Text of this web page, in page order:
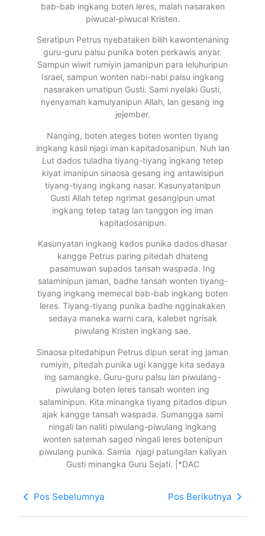
bab-bab ingkang boten leres, malah nasaraken
piwucal-piwucal Kristen.
Seratipun Petrus nyebataken bilih kawontenaning
guru-guru palsu punika boten perkawis anyar.
Sampun wiwit rumiyin jamanipun para leluhuripun
Israel, sampun wonten nabi-nabi palsu ingkang
nasaraken umatipun Gusti. Sami nyelaki Gusti,
nyenyamah kamulyanipun Allah, lan gesang ing
jejember.
Nanging, boten ateges boten wonten tiyang
ingkang kasil njagi iman kapitadosanipun. Nuh lan
Lut dados tuladha tiyang-tiyang ingkang tetep
kiyat imanipun sinaosa gesang ing antawisipun
tiyang-tiyang ingkang nasar. Kasunyatanipun
Gusti Allah tetep ngrimat gesangipun umat
ingkang tetep tatag lan tanggon ing iman
kapitadosanipun.
Kasunyatan ingkang kados punika dados dhasar
kangge Petrus paring pitedah dhateng
pasamuwan supados tansah waspada. Ing
salaminipun jaman, badhe tansah wonten tiyang-
tiyang ingkang memecal bab-bab ingkang boten
leres. Tiyang-tiyang punika badhe ngginakaken
sedaya maneka warni cara, kalebet ngrisak
piwulang Kristen ingkang sae.
Sinaosa pitedahipun Petrus dipun serat ing jaman
rumiyin, pitedah punika ugi kangge kita sedaya
ing samangke. Guru-guru palsu lan piwulang-
piwulang boten leres tansah wonten ing
salaminipun. Kita minangka tiyang pitados dipun
ajak kangge tansah waspada. Sumangga sami
ningali lan naliti piwulang-piwulang ingkang
wonten satemah saged ningali leres botenipun
piwulang punika. Samia njagi patungilan kaliyan
Gusti minangka Guru Sejati. |*DAC
Pos Sebelumnya Pos Berikutnya